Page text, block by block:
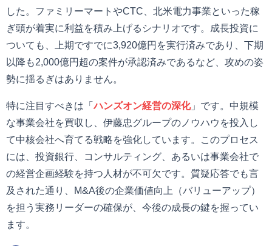
した。ファミリーマートやCTC、北米電力事業といった稼
ぎ頭が着実に利益を積み上げるシナリオです。成長投資に
ついても、上期ですでに3,920億円を実行済みであり、下期
以降も2,000億円超の案件が承認済みであるなど、攻めの姿
勢に揺るぎはありません。
特に注目すべきは「ハンズオン経営の深化」です。中規模
な事業会社を買収し、伊藤忠グループのノウハウを投入し
て中核会社へ育てる戦略を強化しています。このプロセス
には、投資銀行、コンサルティング、あるいは事業会社で
の経営企画経験を持つ人材が不可欠です。質疑応答でも言
及された通り、M&A後の企業価値向上（バリューアップ）
を担う実務リーダーの確保が、今後の成長の鍵を握ってい
ます。